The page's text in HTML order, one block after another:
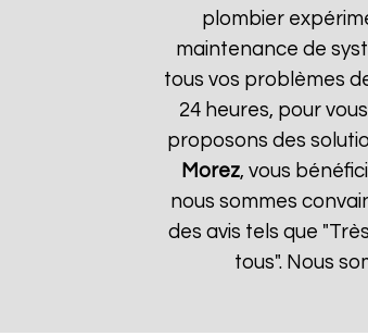
plombier
maintenance de
tous vos problèmes
24 heures, pour
proposons des
Morez, vous
nous sommes
des avis tels que
tous". Nous